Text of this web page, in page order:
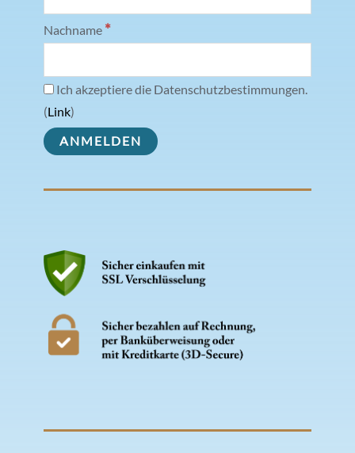
Nachname *
Ich akzeptiere die Datenschutzbestimmungen.
(Link)